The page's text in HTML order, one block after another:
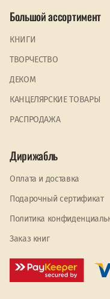
Большой ассортимент
КНИГИ
ТВОРЧЕСТВО
ДЕКОМ
КАНЦЕЛЯРСКИЕ ТОВАРЫ
PАСПРОДАЖА
Дирижабль
Оплата и доставка
Подарочный сертификат
Политика
Заказ книг